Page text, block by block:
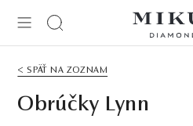
< SPÄŤ NA ZOZNAM
Obrúčky Lynn